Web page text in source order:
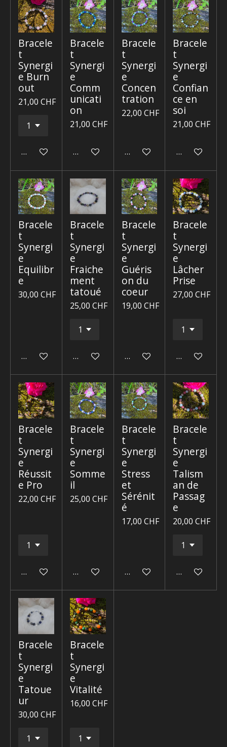
Bracele
t
Synergi
e Burn
out
21,00 CHF
Ajouter au panier
Bracele
t
Synergi
e
Comm
unicati
on
21,00 CHF
Ajouter au panier
Bracele
t
Synergi
e
Concen
tration
22,00 CHF
Ajouter au panier
Bracele
t
Synergi
e
Confian
ce en
soi
21,00 CHF
Ajouter au
Bracele
t
Synergi
e
Equilibr
e
30,00 CHF
Ajouter au panier
Bracele
t
Synergi
e
Fraiche
ment
tatoué
25,00 CHF
Ajouter au panier
Bracele
t
Synergi
e
Guéris
on du
coeur
19,00 CHF
Ajouter au panier
Bracele
t
Synergi
e
Lâcher
Prise
27,00 CHF
Ajouter au
Bracele
t
Synergi
e
Réussit
e Pro
22,00 CHF
Ajouter au panier
Bracele
t
Synergi
e
Somme
il
25,00 CHF
Ajouter au panier
Bracele
t
Synergi
e
Stress
et
Sérénit
é
17,00 CHF
Ajouter au panier
Bracele
t
Synergi
e
Talism
an de
Passag
e
20,00 CHF
Ajouter au
Bracele
t
Synergi
e
Tatoue
ur
30,00 CHF
Bracele
t
Synergi
e
Vitalité
16,00 CHF